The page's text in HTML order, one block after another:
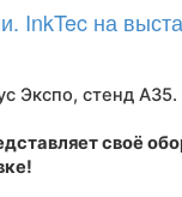
InkTec на
Экспо, стенд A35.
своё